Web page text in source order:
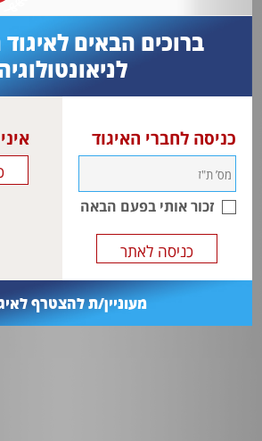
ברוכים הבאים
כניסה לחברי האיגוד
זכור אותי בפעם הבאה
מעוניין/ת להצטרף